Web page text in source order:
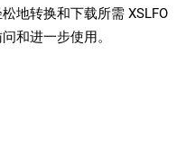
地转换和下载所需 XSLFO
和进一步使用。